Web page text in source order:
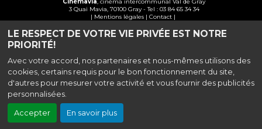
LE RESPECT DE VOTRE VIE PRIVÉE EST NOTRE
PRIORITÉ!
Avec votre accord, nos partenaires et nous-mêmes utilisons des
cookies, certains requis pour le bon fonctionnement du site,
d'autres pour mesurer votre activité et vous fournir des publicités
personnalisées.
Accepter En savoir plus
3 Quai Mavia, 70100 Gray - Tel : 03 84 65 34 34
| Mentions légales | Contact |
Politique de confidentialité
Création site internet www.erakys.com